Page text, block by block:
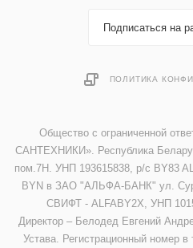
Подписаться на
ПОЛИТИКА
Общество с ограниченной
САНТЕХНИКИ». Республика
пом.7Н. УНП 193615838, р/с BY83
BYN в ЗАО "АЛЬФА-БАНК" ул.
СВИФТ - ALFABY2X, УНП
Директор – Белодед Евгений
Устава. Регистрационный номер в